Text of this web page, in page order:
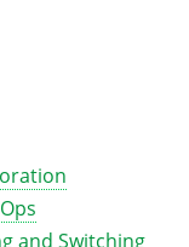
and Switching